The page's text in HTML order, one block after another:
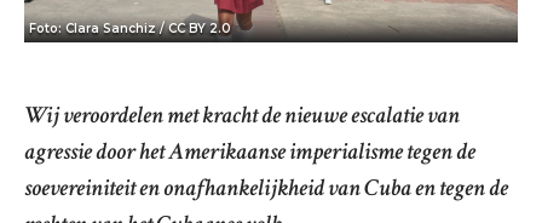
Foto: Clara Sanchiz / CC BY 2.0
Wij veroordelen met kracht de nieuwe escalatie van
agressie door het Amerikaanse imperialisme tegen de
soevereiniteit en onafhankelijkheid van Cuba en tegen de